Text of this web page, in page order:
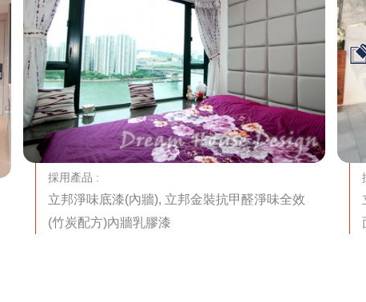
採用產品 :
立邦淨味底漆(內牆), 立邦金裝抗甲醛淨味全效
(竹炭配方)內牆乳膠漆